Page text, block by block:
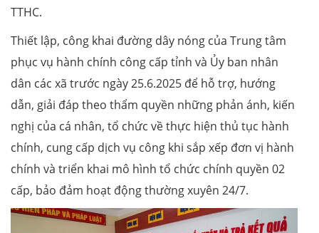
TTHC.
Thiết lập, công khai đường dây nóng của Trung tâm
phục vụ hành chính công cấp tỉnh và Ủy ban nhân
dân các xã trước ngày 25.6.2025 để hỗ trợ, hướng
dẫn, giải đáp theo thẩm quyền những phản ánh, kiến
nghị của cá nhân, tổ chức về thực hiện thủ tục hành
chính, cung cấp dịch vụ công khi sắp xếp đơn vị hành
chính và triển khai mô hình tổ chức chính quyền 02
cấp, bảo đảm hoạt động thường xuyên 24/7.